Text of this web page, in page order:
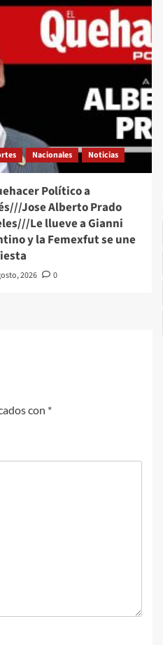
Nacionales Noticias
Político a
Jose Alberto Prado
Le llueve a Gianni
y la Femexfut se une
2026 0
con *